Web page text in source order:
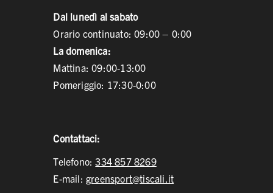
Dal lunedì al sabato
Orario continuato: 09:00 – 0:00
La domenica:
Mattina: 09:00-13:00
Pomeriggio: 17:30-0:00
Contattaci:
Telefono:334 857 8269
E-mail: greensport@tiscali.it